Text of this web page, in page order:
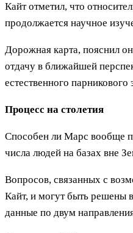
Кайт отметил, что
продолжается научное
Дорожная карта, пояснил
отдачу в ближайшей
естественного
Процесс на столетия
Способен ли Марс вообще
числа людей на базах вне
Вопросов, связанных с
Кайт, и могут быть решены
данные по двум